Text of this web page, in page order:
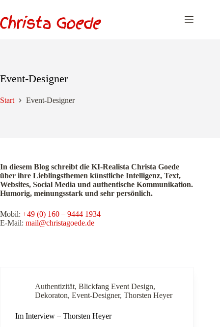
springen
Event-Designer
Start Event-Designer
In diesem Blog schreibt die KI-Realista Christa Goede
über ihre Lieblingsthemen künstliche Intelligenz, Text,
Websites, Social Media und authentische Kommunikation.
Humorig, meinungsstark und sehr persönlich.
Mobil: +49 (0) 160 – 9444 1934
E-Mail: mail@christagoede.de
Authentizität, Blickfang Event Design,
Dekoraton, Event-Designer, Thorsten Heyer
Im Interview – Thorsten Heyer